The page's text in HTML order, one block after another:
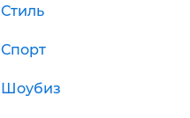
Стиль
Спорт
Шоубиз